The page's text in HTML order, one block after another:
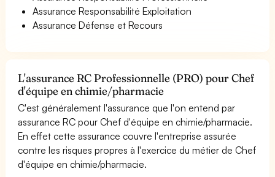
Assurance Responsabilité Exploitation
Assurance Défense et Recours
L'assurance RC Professionnelle (PRO) pour Chef
d'équipe en chimie/pharmacie
C'est généralement l'assurance que l'on entend par
assurance RC pour Chef d'équipe en chimie/pharmacie.
En effet cette assurance couvre l'entreprise assurée
contre les risques propres à l'exercice du métier de Chef
d'équipe en chimie/pharmacie.